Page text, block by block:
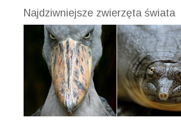
Najdziwniejsze zwierzęta świata